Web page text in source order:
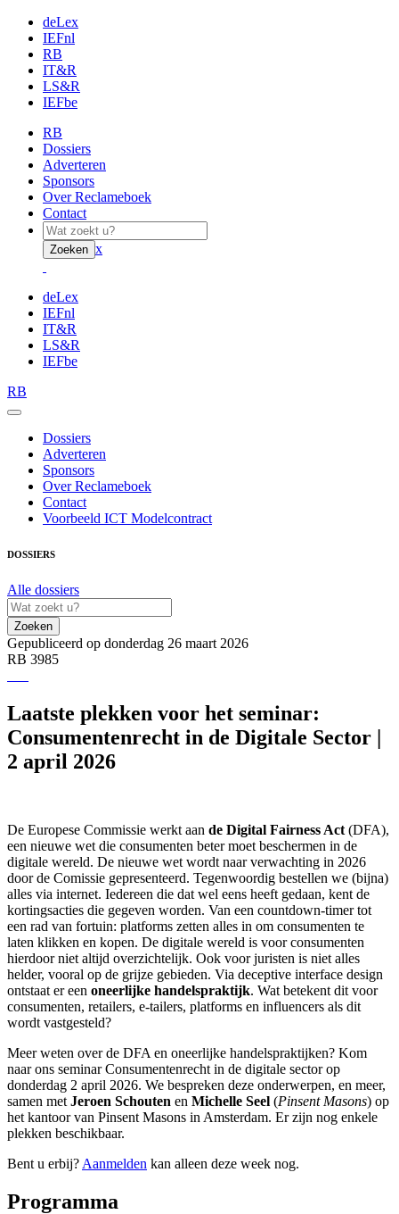
deLex
IEFnl
RB
IT&R
LS&R
IEFbe
RB
Dossiers
Adverteren
Sponsors
Over Reclameboek
Contact
Zoeken x
deLex
IEFnl
IT&R
LS&R
IEFbe
RB
Dossiers
Adverteren
Sponsors
Over Reclameboek
Contact
Voorbeeld ICT Modelcontract
DOSSIERS
Alle dossiers
Zoeken
Gepubliceerd op donderdag 26 maart 2026
RB 3985
Laatste plekken voor het seminar:
Consumentenrecht in de Digitale Sector |
2 april 2026
De Europese Commissie werkt aan de Digital Fairness Act (DFA),
een nieuwe wet die consumenten beter moet beschermen in de
digitale wereld. De nieuwe wet wordt naar verwachting in 2026
door de Comissie gepresenteerd. Tegenwoordig bestellen we (bijna)
alles via internet. Iedereen die dat wel eens heeft gedaan, kent de
kortingsacties die gegeven worden. Van een countdown-timer tot
een rad van fortuin: platforms zetten alles in om consumenten te
laten klikken en kopen. De digitale wereld is voor consumenten
hierdoor niet altijd overzichtelijk. Ook voor juristen is niet alles
helder, vooral op de grijze gebieden. Via deceptive interface design
ontstaat er een oneerlijke handelspraktijk. Wat betekent dit voor
consumenten, retailers, e-tailers, platforms en influencers als dit
wordt vastgesteld?
Meer weten over de DFA en oneerlijke handelspraktijken? Kom
naar ons seminar Consumentenrecht in de digitale sector op
donderdag 2 april 2026. We bespreken deze onderwerpen, en meer,
samen met Jeroen Schouten en Michelle Seel (Pinsent Masons) op
het kantoor van Pinsent Masons in Amsterdam. Er zijn nog enkele
plekken beschikbaar.
Bent u erbij? Aanmelden kan alleen deze week nog.
Programma